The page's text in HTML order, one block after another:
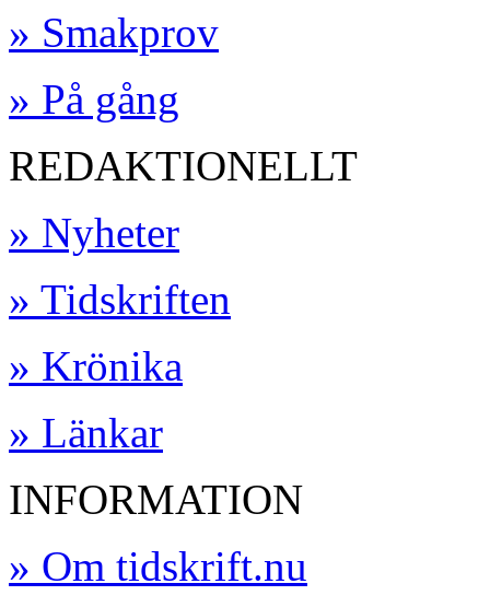
» Smakprov
» På gång
REDAKTIONELLT
» Nyheter
» Tidskriften
» Krönika
» Länkar
INFORMATION
» Om tidskrift.nu